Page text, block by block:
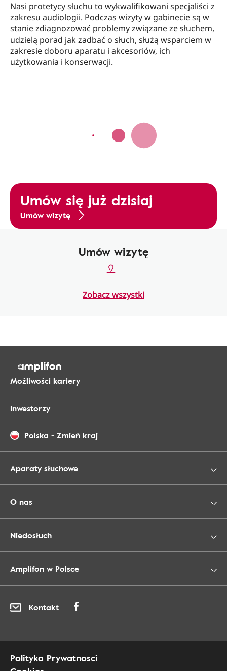
Nasi protetycy słuchu to wykwalifikowani specjaliści z
zakresu audiologii. Podczas wizyty w gabinecie są w
stanie zdiagnozować problemy związane ze słuchem,
udzielą porad jak zadbać o słuch, służą wsparciem w
zakresie doboru aparatu i akcesoriów, ich
użytkowania i konserwacji.
Umów się już dzisiaj
Umów wizytę
Umów wizytę
Zobacz wszystki
Możliwości kariery
Inwestorzy
Polska - Zmień kraj
Aparaty słuchowe
O nas
Niedosłuch
Amplifon w Polsce
Kontakt
Polityka Prywatnosci